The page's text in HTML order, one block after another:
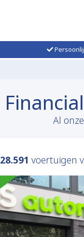
Al
28.591 voertuigen